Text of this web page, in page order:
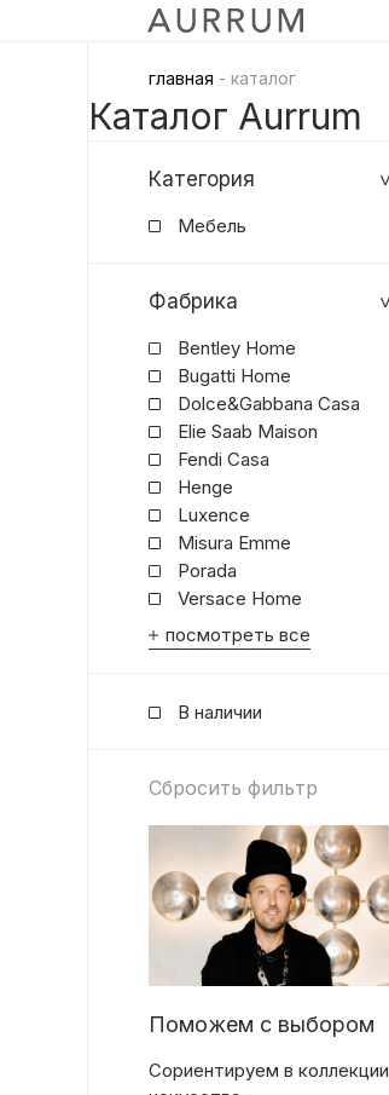
главная - каталог
Каталог Aurrum
Категория
Мебель
Фабрика
Bentley Home
Bugatti Home
Dolce&Gabbana Casa
Elie Saab Maison
Fendi Casa
Henge
Luxence
Misura Emme
Porada
Versace Home
посмотреть все
В наличии
Сбросить фильтр
Поможем с выбором
Сориентируем в коллекции